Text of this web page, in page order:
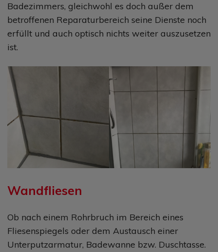
Badezimmers, gleichwohl es doch außer dem
betroffenen Reparaturbereich seine Dienste noch
erfüllt und auch optisch nichts weiter auszusetzen
ist.
Wandfliesen
Ob nach einem Rohrbruch im Bereich eines
Fliesenspiegels oder dem Austausch einer
Unterputzarmatur, Badewanne bzw. Duschtasse.